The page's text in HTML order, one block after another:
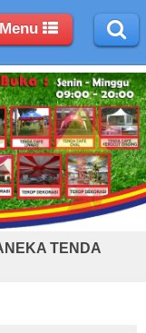
TENDA
Menu